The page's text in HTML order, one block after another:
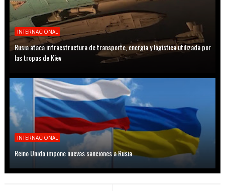
INTERNACIONAL
Rusia ataca infraestructura de transporte, energía y logística utilizada por
las tropas de Kiev
INTERNACIONAL
Reino Unido impone nuevas sanciones a Rusia